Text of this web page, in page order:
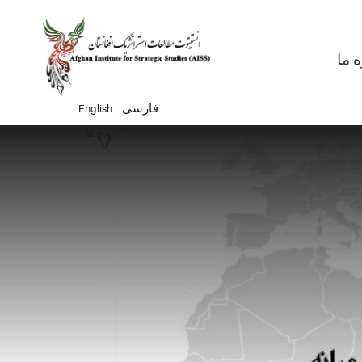
English فارسی
ما